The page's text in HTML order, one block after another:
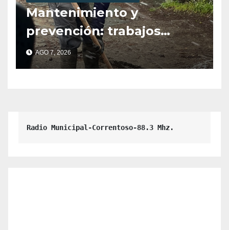
Mantenimiento y
prevención: trabajos
municipales ante las
condiciones climáticas.
AGO 7, 2026
Radio Municipal-Correntoso-88.3 Mhz.